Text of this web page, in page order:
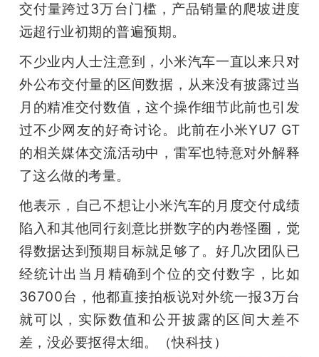
交付量跨过3万台门槛，产品销量的爬坡进度
远超行业初期的普遍预期。
不少业内人士注意到，小米汽车一直以来只对
外公布交付量的区间数据，从来没有披露过当
月的精准交付数值，这个操作细节此前也引发
过不少网友的好奇讨论。此前在小米YU7 GT
的相关媒体交流活动中，雷军也特意对外解释
了这么做的考量。
他表示，自己不想让小米汽车的月度交付成绩
陷入和其他同行刻意比拼数字的内卷怪圈，觉
得数据达到预期目标就足够了。好几次团队已
经统计出当月精确到个位的交付数字，比如
36700台，他都直接拍板说对外统一报3万台
就可以，实际数值和公开披露的区间大差不
差，没必要抠得太细。（快科技）